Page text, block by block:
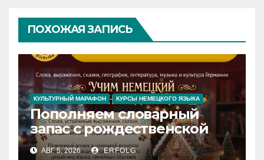
ПОХОЖАЯ ЗАПИСЬ
КУЛЬТУРНЫЙ МАРАФОН КУРСЫ НЕМЕЦКОГО ЯЗЫКА
Пополняем словарный
запас с рождественской
сказкой! Учим немецкий
АВГ 5, 2026 ERFOLG